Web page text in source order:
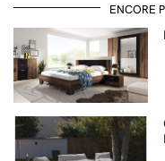
ENCORE